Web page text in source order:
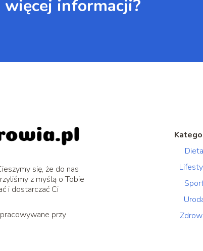
więcej informacji?
się, że do nas
z myślą o Tobie
i dostarczać Ci
przy
Dieta